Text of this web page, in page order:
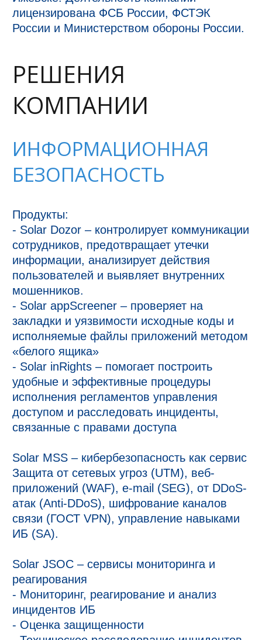
лицензирована ФСБ России, ФСТЭК
России и Министерством обороны России.
РЕШЕНИЯ
КОМПАНИИ
ИНФОРМАЦИОННАЯ
БЕЗОПАСНОСТЬ
Продукты:
- Solar Dozor – контролирует коммуникации
сотрудников, предотвращает утечки
информации, анализирует действия
пользователей и выявляет внутренних
мошенников.
- Solar appScreener – проверяет на
закладки и уязвимости исходные коды и
исполняемые файлы приложений методом
«белого ящика»
- Solar inRights – помогает построить
удобные и эффективные процедуры
исполнения регламентов управления
доступом и расследовать инциденты,
связанные с правами доступа
Solar MSS – кибербезопасность как сервис
Защита от сетевых угроз (UTM), веб-
приложений (WAF), e-mail (SEG), от DDoS-
атак (Anti-DDoS), шифрование каналов
связи (ГОСТ VPN), управление навыками
ИБ (SA).
Solar JSOC – сервисы мониторинга и
реагирования
- Мониторинг, реагирование и анализ
инцидентов ИБ
- Оценка защищенности